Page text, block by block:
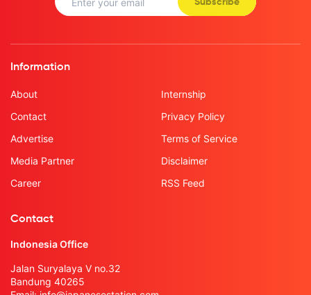
Information
About
Contact
Advertise
Media Partner
Career
Internship
Privacy Policy
Terms of Service
Disclaimer
RSS Feed
Contact
Indonesia Office
Jalan Suryalaya V no.32
Bandung 40265